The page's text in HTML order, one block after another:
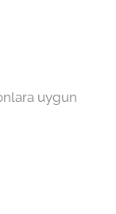
uygun